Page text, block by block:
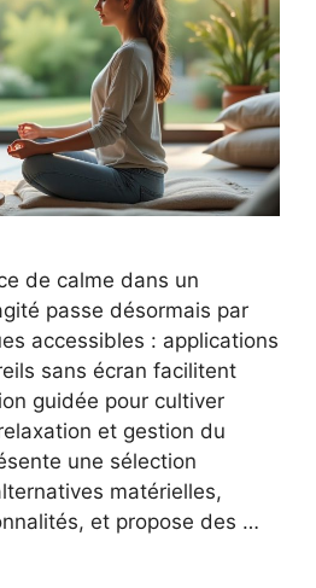
de calme dans un
passe désormais par
accessibles : applications
sans écran facilitent
guidée pour cultiver
et gestion du
une sélection
matérielles,
et propose des …